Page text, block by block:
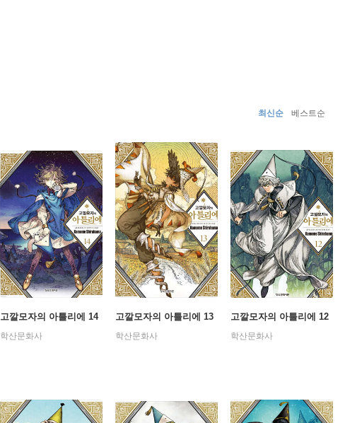
최신순 베스트순
고깔모자의 아틀리에 14
학산문화사
고깔모자의 아틀리에 13
학산문화사
고깔모자의 아틀리에 12
학산문화사